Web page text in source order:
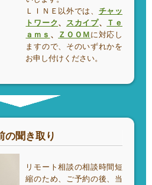
ＬＩＮＥ以外では、 チャッ
トワーク、 スカイプ、
Ｔｅ
ａｍｓ 、 ＺＯＯＭ に対応し
ますので、そのいずれかを
お申し付けください。
の聞き取り
リモート相談の相談時間短
縮のため、ご予約の後、当